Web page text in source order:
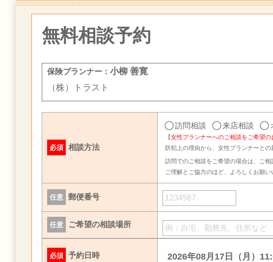
無料相談予約
保険プランナー： 小柳 善寛
（株）トラスト
必須 相談方法
訪問相談 来店相談
【女性プランナーへのご相談をご希望の
防犯上の理由から、女性プランナーとの
訪問でのご相談をご希望の場合は、ご
ご理解とご協力のほど、よろしくお願い
任意 郵便番号
任意 ご希望の相談場所
必須 予約日時 2026年08月17日（月）